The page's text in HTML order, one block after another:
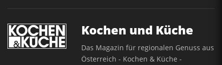
Kochen und Küche
Das Magazin für regionalen Genuss aus
Österreich - Kochen & Küche -